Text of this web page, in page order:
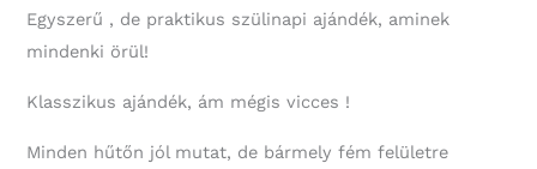
Egyszerű , de praktikus szülinapi ajándék, aminek
mindenki örül!
Klasszikus ajándék, ám mégis vicces !
Minden hűtőn jól mutat, de bármely fém felületre